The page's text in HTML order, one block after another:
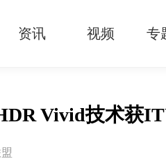
资讯 视频 专
Vivid技术获